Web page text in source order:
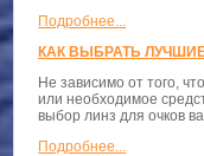
Подробнее...
КАК ВЫБРАТЬ
Не зависимо от того,
или необходимое
выбор линз для очков
Подробнее...